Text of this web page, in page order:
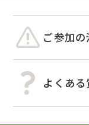
ご参加
よくある